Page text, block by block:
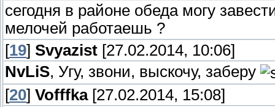
сегодня в районе обеда могу
мелочей работаешь ?
[19] Svyazist [27.02.2014, 10:06]
NvLiS, Угу, звони, выскочу, заберу
[20] Vofffka[27.02.2014, 15:08]